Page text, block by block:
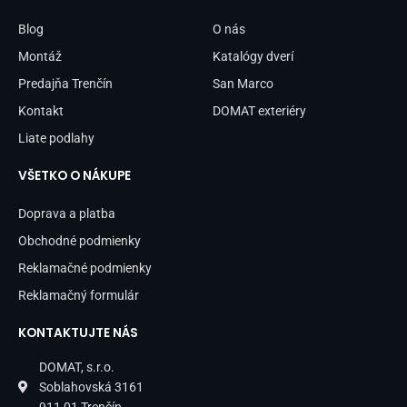
o
k
-
Blog
Montáž
Predajňa Trenčín
Kontakt
Liate podlahy
O nás
Katalógy dverí
San Marco
DOMAT exteriéry
VŠETKO O NÁKUPE
Doprava a platba
Obchodné podmienky
Reklamačné podmienky
Reklamačný formulár
KONTAKTUJTE NÁS
DOMAT, s.r.o.
Soblahovská 3161